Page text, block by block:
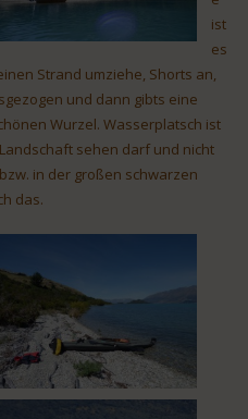
ist
es
Strand umziehe, Shorts an,
und dann gibts eine
Wurzel. Wasserplatsch ist
sehen darf und nicht
in der großen schwarzen
das.